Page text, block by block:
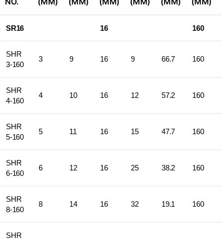
SR16 16 160
SHR
3-160
3 9 16 9 66.7 160
SHR
4-160
4 10 16 12 57.2 160
SHR
5-160
5 11 16 15 47.7 160
SHR
6-160
6 12 16 25 38.2 160
SHR
8-160
8 14 16 32 19.1 160
SHR